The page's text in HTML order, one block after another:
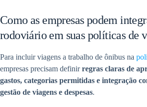
Como as empresas podem
rodoviário em suas políticas de
Para incluir viagens a trabalho de ônibus na
empresas precisam definirregras claras de
gastos, categorias permitidas e integração
gestão de viagens e despesas.